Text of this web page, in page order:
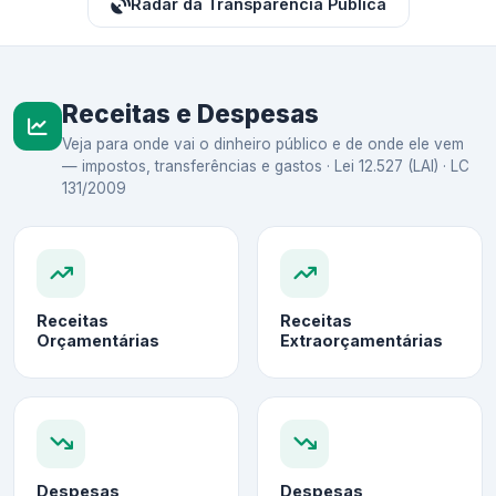
Radar da Transparência Pública
Receitas e Despesas
Veja para onde vai o dinheiro público e de onde ele vem
— impostos, transferências e gastos · Lei 12.527 (LAI) · LC
131/2009
Receitas
Orçamentárias
Receitas
Extraorçamentárias
Despesas Despesas